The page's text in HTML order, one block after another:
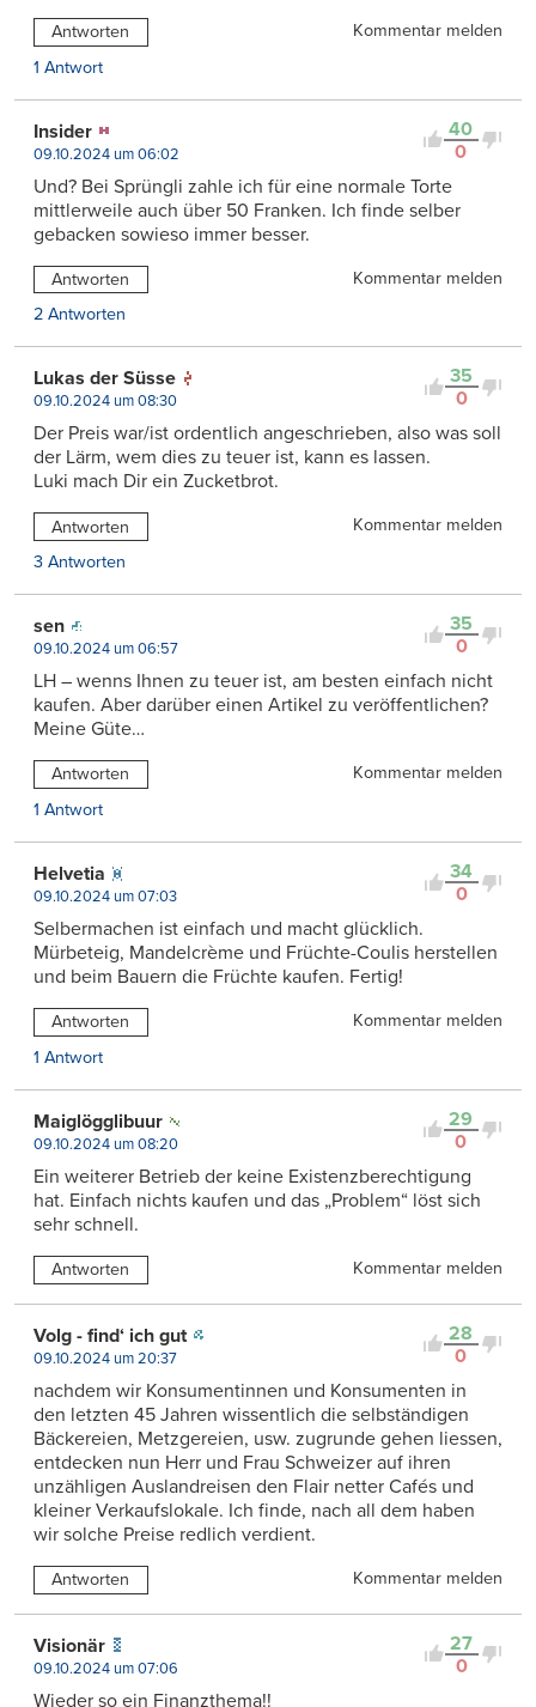
Antworten
Kommentar melden
1 Antwort
40
0
Insider
09.10.2024 um 06:02
Und? Bei Sprüngli zahle ich für eine normale Torte
mittlerweile auch über 50 Franken. Ich finde selber
gebacken sowieso immer besser.
Antworten
Kommentar melden
2 Antworten
35
0
Lukas der Süsse
09.10.2024 um 08:30
Der Preis war/ist ordentlich angeschrieben, also was soll
der Lärm, wem dies zu teuer ist, kann es lassen.
Luki mach Dir ein Zucketbrot.
Antworten
Kommentar melden
3 Antworten
35
0
sen
09.10.2024 um 06:57
LH – wenns Ihnen zu teuer ist, am besten einfach nicht
kaufen. Aber darüber einen Artikel zu veröffentlichen?
Meine Güte…
Antworten
Kommentar melden
1 Antwort
34
0
Helvetia
09.10.2024 um 07:03
Selbermachen ist einfach und macht glücklich.
Mürbeteig, Mandelcrème und Früchte-Coulis herstellen
und beim Bauern die Früchte kaufen. Fertig!
Antworten
Kommentar melden
1 Antwort
29
0
Maiglögglibuur
09.10.2024 um 08:20
Ein weiterer Betrieb der keine Existenzberechtigung
hat. Einfach nichts kaufen und das „Problem“ löst sich
sehr schnell.
Antworten Kommentar melden
28
0
Volg - find‘ ich gut
09.10.2024 um 20:37
nachdem wir Konsumentinnen und Konsumenten in
den letzten 45 Jahren wissentlich die selbständigen
Bäckereien, Metzgereien, usw. zugrunde gehen liessen,
entdecken nun Herr und Frau Schweizer auf ihren
unzähligen Auslandreisen den Flair netter Cafés und
kleiner Verkaufslokale. Ich finde, nach all dem haben
wir solche Preise redlich verdient.
Antworten Kommentar melden
27
0
Visionär
09.10.2024 um 07:06
Wieder so ein Finanzthema!!